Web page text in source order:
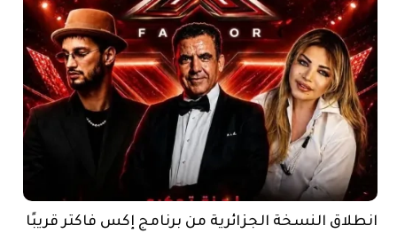
انطلاق النسخة الجزائرية من برنامج إكس فاكتر قريبًا